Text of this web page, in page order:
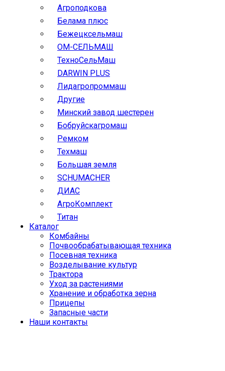
Агроподкова
Белама плюс
Бежецксельмаш
ОМ-СЕЛЬМАШ
ТехноСельМаш
DARWIN PLUS
Лидагропроммаш
Другие
Минский завод шестерен
Бобруйскагромаш
Ремком
Техмаш
Большая земля
SCHUMACHER
ДИАС
АгроКомплект
Титан
Каталог
Комбайны
Почвообрабатывающая техника
Посевная техника
Возделывание культур
Трактора
Уход за растениями
Хранение и обработка зерна
Прицепы
Запасные части
Наши контакты